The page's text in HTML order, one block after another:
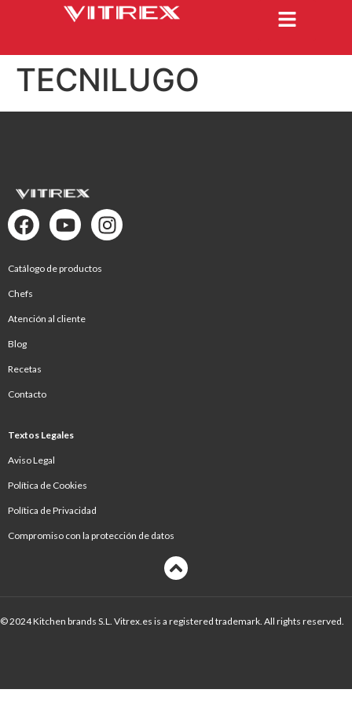
TECNILUGO
Catálogo de productos
Chefs
Atención al cliente
Blog
Recetas
Contacto
Textos Legales
Aviso Legal
Política de Cookies
Política de Privacidad
Compromiso con la protección de datos
© 2024 Kitchen brands S.L. Vitrex.es is a registered trademark. All rights reserved.